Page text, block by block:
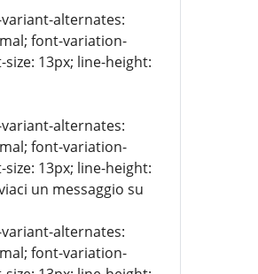
alternates:
font-variation-
13px; line-height:
alternates:
font-variation-
13px; line-height:
un messaggio su
alternates:
font-variation-